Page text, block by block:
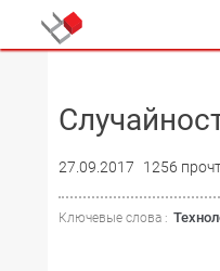
27.09.2017 1256
Ключевые слова :